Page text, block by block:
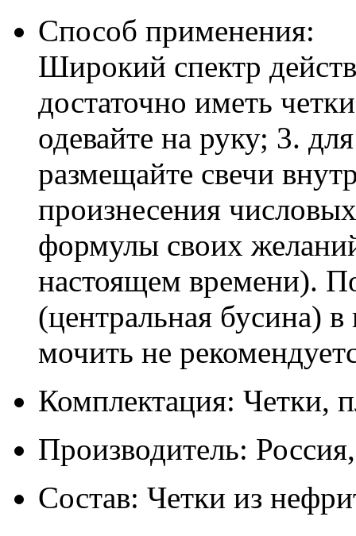
Способ применения:
Широкий спектр
достаточно иметь
одевайте на руку; 3.
размещайте свечи
произнесения
формулы своих
настоящем времени).
(центральная бусина)
мочить не
Комплектация: Четки,
Производитель:
Состав: Четки из